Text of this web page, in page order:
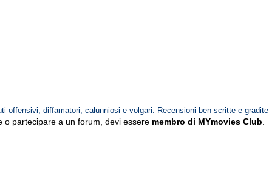
offensivi, diffamatori, calunniosi e volgari. Recensioni ben scritte e gradite
o partecipare a un forum, devi essere membro di MYmovies Club